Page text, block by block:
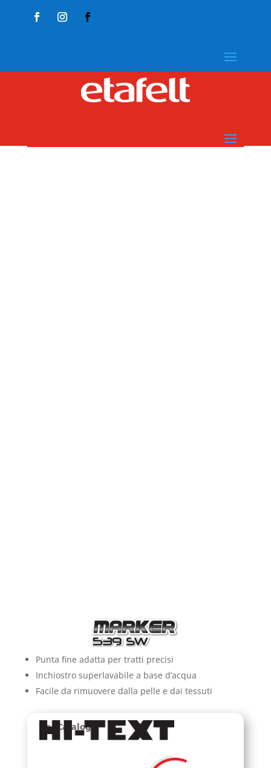
Punta fine adatta per tratti precisi
Inchiostro superlavabile a base d’acqua
Facile da rimuovere dalla pelle e dai tessuti
Nel Catalogo: